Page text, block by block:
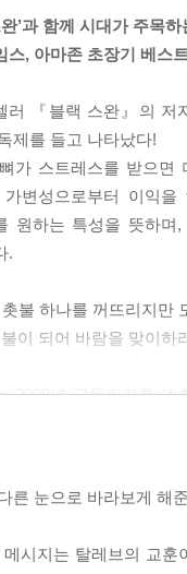
완’과 함께 시대가 주목
스, 아마존 초장기 베스
러 『블랙 스완』의 저
제를 들고 나타났다!
가 스트레스를 받으면
가변성으로부터 이익
원하는 특성을 뜻하며,
.
촛불 하나를 꺼뜨리지만
이 되어 바람을 맞이하
2008년 금융위기를
래질』에서 블랙 스완
하면서 안티프래질의
래질』에서는 이미 블
른 눈으로 바라보게 해
시지는 탈레브의 교